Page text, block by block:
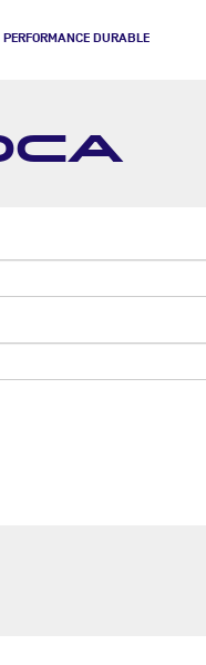
PERFORMANCE DURABLE